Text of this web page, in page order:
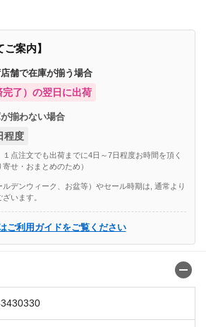
案内】
舗で在庫が揃う場合
了）の翌日に出荷
揃わない場合
程度
点注文でも出荷までに4日～7日程度お時間を頂く
せ・おまとめのため）
デンウィーク、お盆等）やセール時期は, 通常より
います。
ご利用ガイドをご覧ください